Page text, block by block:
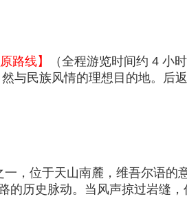
路线】
（全程游览时间约 4 小
与民族风情的理想目的地。后
，位于天山南麓，维吾尔语的
历史脉动。当风声掠过岩缝，